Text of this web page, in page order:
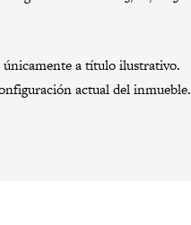
únicamente a título ilustrativo.
actual del inmueble.